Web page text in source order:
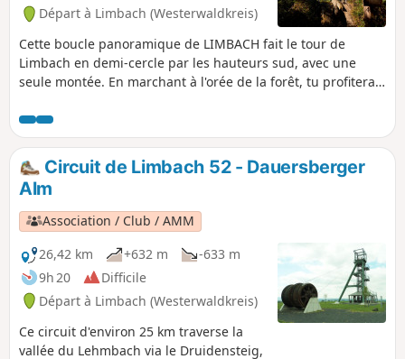
Départ à Limbach (Westerwaldkreis)
Cette boucle panoramique de LIMBACH fait le tour de
Limbach en demi-cercle par les hauteurs sud, avec une
seule montée. En marchant à l'orée de la forêt, tu profiteras
Lehmbach jusqu'à la tour Barbara et la vallée de la Kleine
Nister. Le point fort culturel de ce circuit est la carrière de
schiste médiévale d'Assberg (qui fait partie du géoparc
Westerwald-Lahn-Taunus). Ensuite, le sentier Westerwald-
Steig mène aux formations rocheuses escarpées de la Hohe
Ley.
Circuit de Limbach 52 - Dauersberger
Alm
Association / Club / AMM
26,42 km
+632 m
-633 m
9h 20
Difficile
Départ à Limbach (Westerwaldkreis)
Ce circuit d'environ 25 km traverse la
vallée du Lehmbach via le Druidensteig,